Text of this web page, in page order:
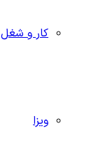
کار و شغل
ویزا